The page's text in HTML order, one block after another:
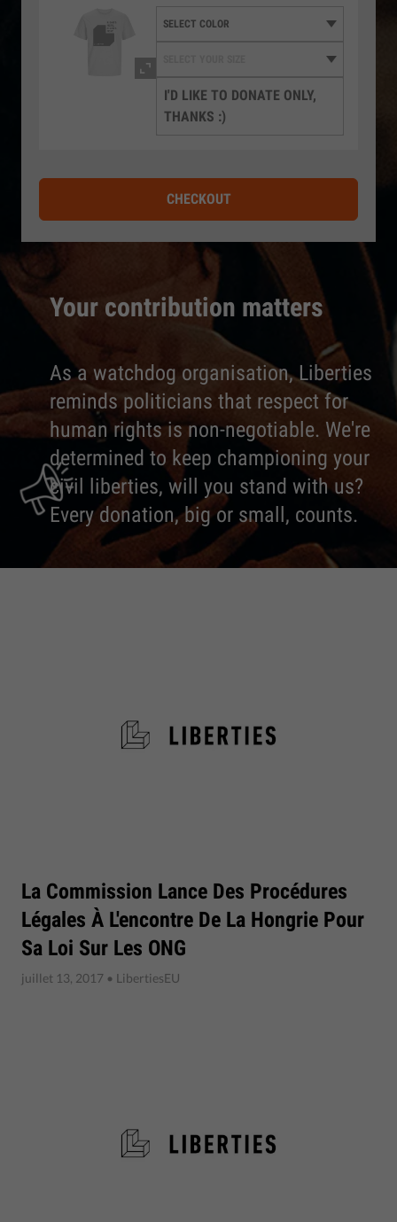
Your contribution matters
As a watchdog organisation, Liberties
reminds politicians that respect for
human rights is non-negotiable. We're
determined to keep championing your
civil liberties, will you stand with us?
Every donation, big or small, counts.
I'D LIKE TO DONATE ONLY,
THANKS :)
CHECKOUT
La Commission Lance Des Procédures
Légales À L'encontre De La Hongrie Pour
Sa Loi Sur Les ONG
juillet 13, 2017 • LibertiesEU